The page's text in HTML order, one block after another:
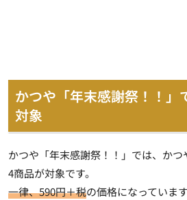
かつや「年末感謝祭！！」
対象
かつや「年末感謝祭！！」では、か
4商品が対象です。
一律、590円＋税の価格になっています